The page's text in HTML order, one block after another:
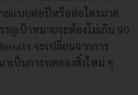
ยแบบต่อปีหรือต่อไตรมาส
ลุเป้าหมายจะต้องไม่เกิน 90
จะเปลี่ยนจากการ
าเป็นการทดลองสิ่งใหม่ ๆ